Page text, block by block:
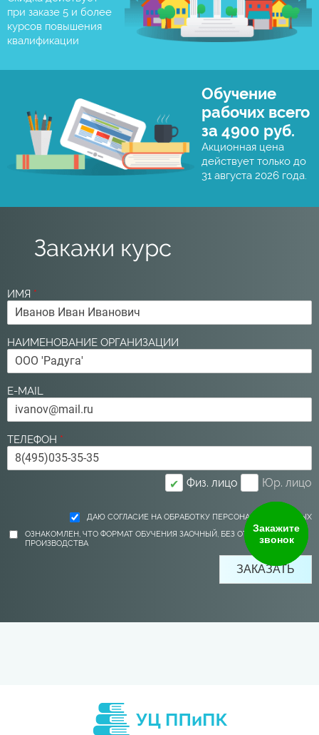
Закажите
звонок
при заказе 5 и более
курсов повышения
квалификации
Обучение
рабочих всего
за 4900 руб.
Акционная цена
действует только до
31 августа 2026 года.
Закажи курс
ИМЯ *
НАИМЕНОВАНИЕ ОРГАНИЗАЦИИ
E-MAIL
ТЕЛЕФОН *
✔ Физ. лицо Юр. лицо
ДАЮ СОГЛАСИЕ НА ОБРАБОТКУ ПЕРСОНАЛЬНЫХ ДАННЫХ
ОЗНАКОМЛЕН, ЧТО ФОРМАТ ОБУЧЕНИЯ ЗАОЧНЫЙ, БЕЗ ОТРЫВА ОТ
ПРОИЗВОДСТВА